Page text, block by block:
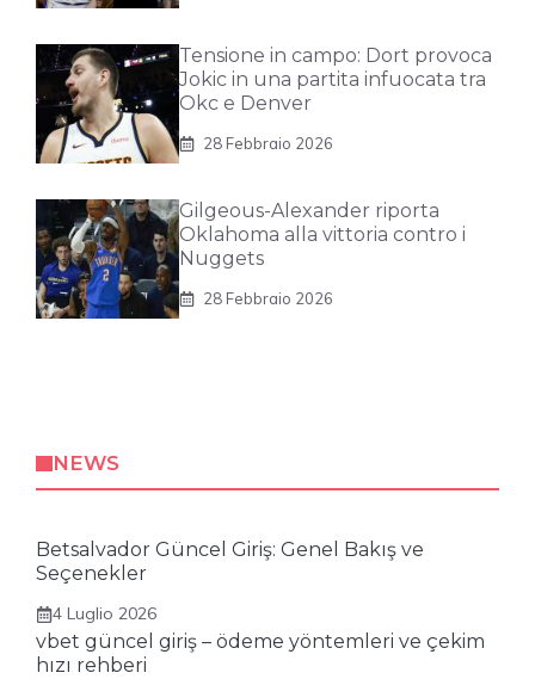
Tensione in campo: Dort provoca
Jokic in una partita infuocata tra
Okc e Denver
28 Febbraio 2026
Gilgeous-Alexander riporta
Oklahoma alla vittoria contro i
Nuggets
28 Febbraio 2026
NEWS
Betsalvador Güncel Giriş: Genel Bakış ve
Seçenekler
4 Luglio 2026
vbet güncel giriş – ödeme yöntemleri ve çekim
hızı rehberi